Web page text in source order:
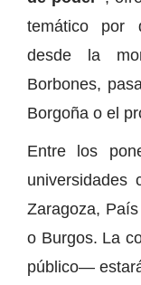
temático por
desde la
Borbones,
Borgoña o el
Entre los
universidades
Zaragoza,
o Burgos. La
público—